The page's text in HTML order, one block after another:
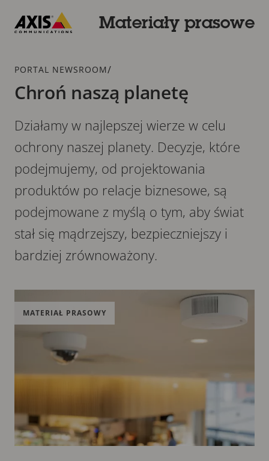
głównej
Materiały prasowe
Dodatek
PORTAL NEWSROOM/
Chroń naszą planetę
Działamy w najlepszej wierze w celu
ochrony naszej planety. Decyzje, które
podejmujemy, od projektowania
produktów po relacje biznesowe, są
podejmowane z myślą o tym, aby świat
stał się mądrzejszy, bezpieczniejszy i
bardziej zrównoważony.
MATERIAŁ PRASOWY